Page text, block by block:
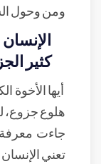
ومن وحول
كثير
أيها الأخوة
هلوع جزوع،
جاءت
تعني